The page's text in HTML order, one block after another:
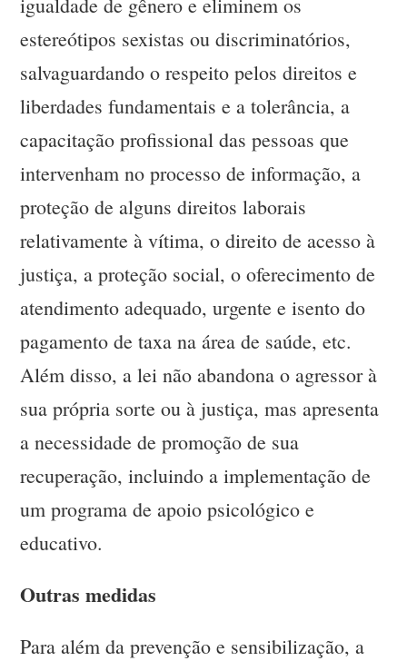
igualdade de gênero e eliminem os
estereótipos sexistas ou discriminatórios,
salvaguardando o respeito pelos direitos e
liberdades fundamentais e a tolerância, a
capacitação profissional das pessoas que
intervenham no processo de informação, a
proteção de alguns direitos laborais
relativamente à vítima, o direito de acesso à
justiça, a proteção social, o oferecimento de
atendimento adequado, urgente e isento do
pagamento de taxa na área de saúde, etc.
Além disso, a lei não abandona o agressor à
sua própria sorte ou à justiça, mas apresenta
a necessidade de promoção de sua
recuperação, incluindo a implementação de
um programa de apoio psicológico e
educativo.
Outras medidas
Para além da prevenção e sensibilização, a